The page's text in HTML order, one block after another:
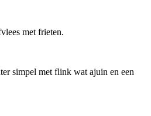
met frieten.
simpel met flink wat ajuin en een